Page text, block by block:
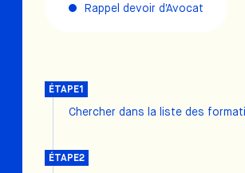
Rappel devoir d’Avocat
ÉTAPE1
Chercher dans la liste des
ÉTAPE2